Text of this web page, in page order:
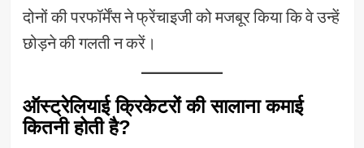
दोनों की परफॉर्मेंस ने फ्रेंचाइजी को मजबूर किया कि वे उन्हें
छोड़ने की गलती न करें।
ऑस्ट्रेलियाई क्रिकेटरों की सालाना कमाई
कितनी होती है?